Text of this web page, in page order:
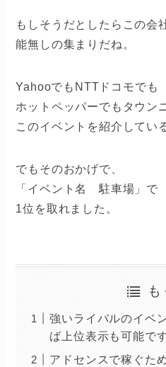
もしそうだとしたらこの会
能無しの集まりだね。
YahooでもNTTドコモでも
ホットペッパーでもタウン
このイベントを紹介してい
でもそのおかげで、
「イベント名 駐車場」で
1位を取れました。
も
強いライバルのイベ
ば上位表示も可能で
アドセンスで稼ぐた